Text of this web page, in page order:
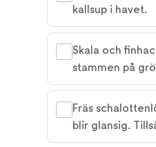
kallsup i havet.
Skala och
stammen på
Fräs
blir glansig.